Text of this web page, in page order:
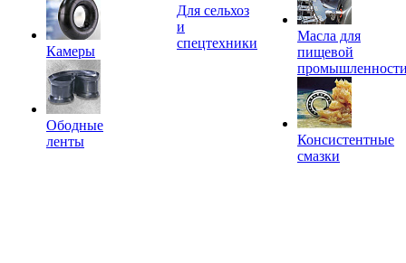
Камеры
Ободные
ленты
Для сельхоз
и
спецтехники
Масла для
пищевой
Консистентные
смазки